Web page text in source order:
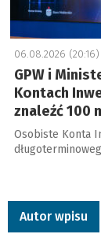
06.08.2026 (20:16)
GPW i
Kontach
znaleźć 100
Osobiste Konta
Autor wpisu